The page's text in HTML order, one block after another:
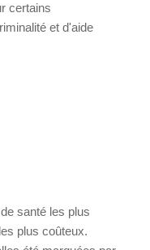
certains
et d'aide
santé les plus
plus coûteux.